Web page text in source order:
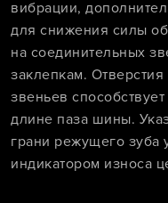
вибрации,
для снижения силы
на соединительных
заклепкам.
звеньев
длине паза шины.
грани режущего зуба
индикатором износа